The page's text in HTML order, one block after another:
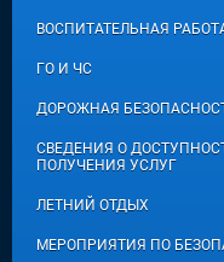
ВОСПИТАТЕЛЬНАЯ
ГО И ЧС
ДОРОЖНАЯ
СВЕДЕНИЯ О
ПОЛУЧЕНИЯ УСЛУГ
ЛЕТНИЙ ОТДЫХ
МЕРОПРИЯТИЯ ПО